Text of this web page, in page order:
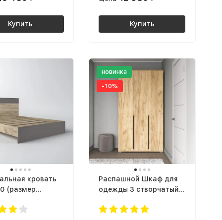
Купить Купить
кровать
(размер
ЛАЙТ
новинка
-10%
Распашной Шкаф для
одежды 3 створчатый с
Спальню, Комнату,